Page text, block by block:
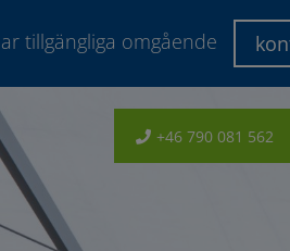
tillgängliga omgående
+46 790 081 562